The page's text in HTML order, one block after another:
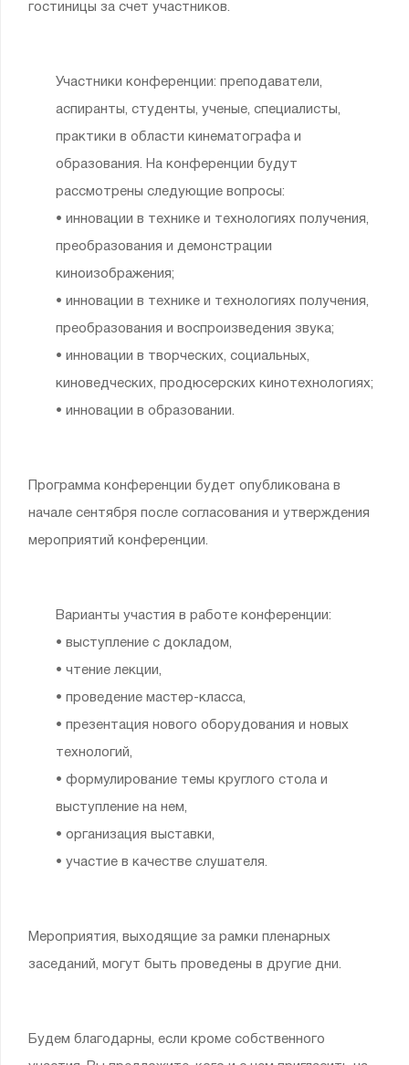
гостиницы за счет участников.
Участники конференции: преподаватели,
аспиранты, студенты, ученые, специалисты,
практики в области кинематографа и
образования. На конференции будут
рассмотрены следующие вопросы:
• инновации в технике и технологиях получения,
преобразования и демонстрации
киноизображения;
• инновации в технике и технологиях получения,
преобразования и воспроизведения звука;
• инновации в творческих, социальных,
киноведческих, продюсерских кинотехнологиях;
• инновации в образовании.
Программа конференции будет опубликована в
начале сентября после согласования и утверждения
мероприятий конференции.
Варианты участия в работе конференции:
• выступление с докладом,
• чтение лекции,
• проведение мастер-класса,
• презентация нового оборудования и новых
технологий,
• формулирование темы круглого стола и
выступление на нем,
• организация выставки,
• участие в качестве слушателя.
Мероприятия, выходящие за рамки пленарных
заседаний, могут быть проведены в другие дни.
Будем благодарны, если кроме собственного